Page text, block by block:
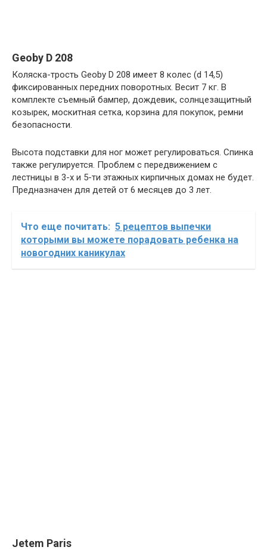
Geoby D 208
Коляска-трость Geoby D 208 имеет 8 колес (d 14,5)
фиксированных передних поворотных. Весит 7 кг. В
комплекте съемный бампер, дождевик, солнцезащитный
козырек, москитная сетка, корзина для покупок, ремни
безопасности.
Высота подставки для ног может регулироваться. Спинка
также регулируется. Проблем с передвижением с
лестницы в 3-х и 5-ти этажных кирпичных домах не будет.
Предназначен для детей от 6 месяцев до 3 лет.
Что еще почитать: 5 рецептов выпечки
которыми вы можете порадовать ребенка на
новогодних каникулах
Jetem Paris